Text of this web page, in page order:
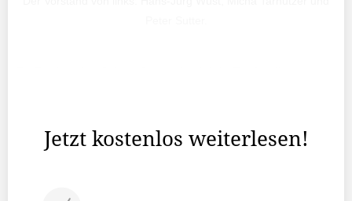
Jetzt kostenlos weiterlesen!